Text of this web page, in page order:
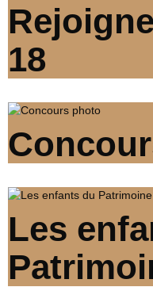
18
Les